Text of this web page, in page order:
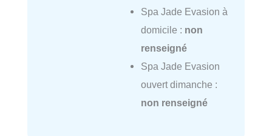
Spa Jade Evasion à
domicile : non
renseigné
Spa Jade Evasion
ouvert dimanche :
non renseigné